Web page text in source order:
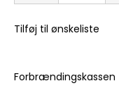
Tilføj til ønskeliste
Forbrændingskassen